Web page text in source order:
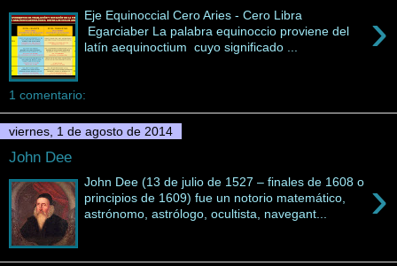
›
Eje Equinoccial Cero Aries - Cero Libra
Egarciaber La palabra equinoccio proviene del
latín aequinoctium cuyo significado ...
1 comentario:
viernes, 1 de agosto de 2014
John Dee
›
John Dee (13 de julio de 1527 – finales de 1608 o
principios de 1609) fue un notorio matemático,
astrónomo, astrólogo, ocultista, navegant...